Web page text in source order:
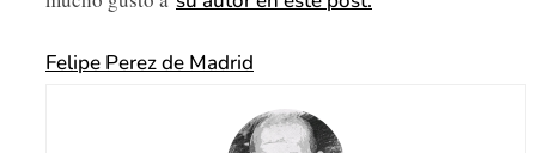
Felipe Perez de Madrid